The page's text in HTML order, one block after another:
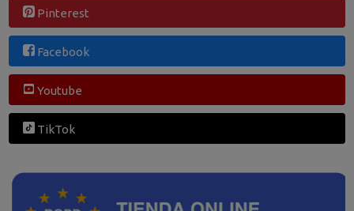
Pinterest
Facebook
Youtube
TikTok